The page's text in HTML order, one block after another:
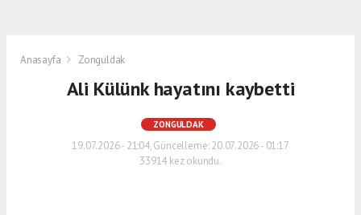
Anasayfa Zonguldak
Ali Külünk hayatını kaybetti
ZONGULDAK
19.07.2026 - 21:04, Güncelleme: 20.07.2026 - 01:17
33914 kez okundu.